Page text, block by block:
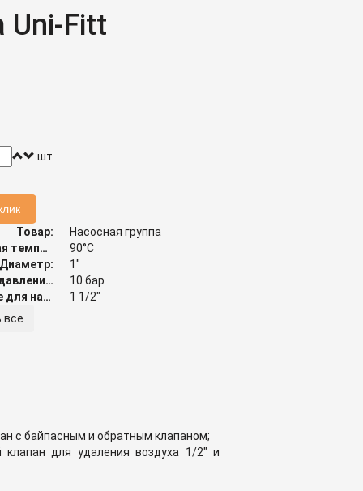
Uni-Fitt
шт
Товар:
Насосная группа
Максимальная температура:
90°C
Диаметр:
1"
Допустимое давление:
10 бар
Подключение для насоса:
1 1/2"
все
с байпасным и обратным клапаном;
клапан для удаления воздуха 1/2" и